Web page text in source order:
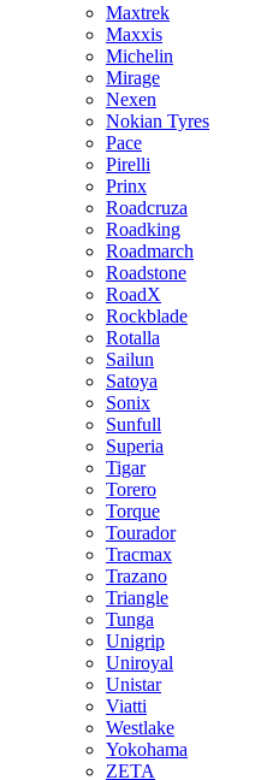
Maxtrek
Maxxis
Michelin
Mirage
Nexen
Nokian Tyres
Pace
Pirelli
Prinx
Roadcruza
Roadking
Roadmarch
Roadstone
RoadX
Rockblade
Rotalla
Sailun
Satoya
Sonix
Sunfull
Superia
Tigar
Torero
Torque
Tourador
Tracmax
Trazano
Triangle
Tunga
Unigrip
Uniroyal
Unistar
Viatti
Westlake
Yokohama
ZETA